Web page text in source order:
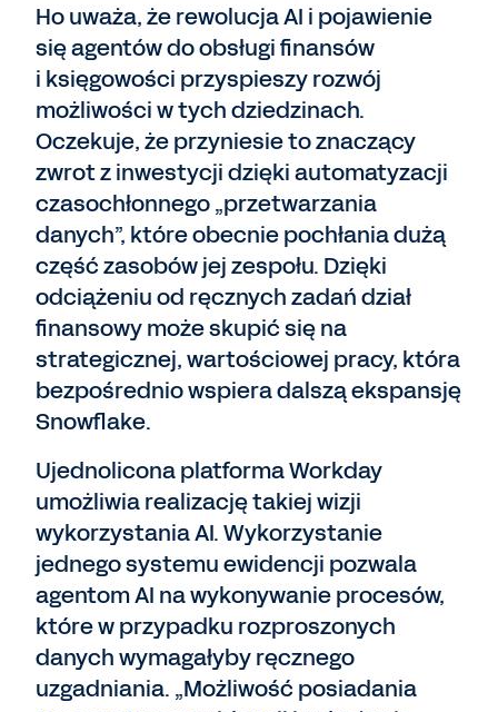
Ho uważa, że rewolucja AI i pojawienie
się agentów do obsługi finansów
i księgowości przyspieszy rozwój
możliwości w tych dziedzinach.
Oczekuje, że przyniesie to znaczący
zwrot z inwestycji dzięki automatyzacji
czasochłonnego „przetwarzania
danych”, które obecnie pochłania dużą
część zasobów jej zespołu. Dzięki
odciążeniu od ręcznych zadań dział
finansowy może skupić się na
strategicznej, wartościowej pracy, która
bezpośrednio wspiera dalszą ekspansję
Snowflake.
Ujednolicona platforma Workday
umożliwia realizację takiej wizji
wykorzystania AI. Wykorzystanie
jednego systemu ewidencji pozwala
agentom AI na wykonywanie procesów,
które w przypadku rozproszonych
danych wymagałyby ręcznego
uzgadniania. „Możliwość posiadania